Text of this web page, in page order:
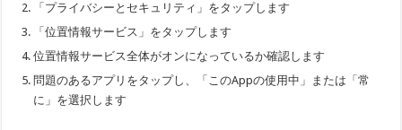
「プライバシーとセキュリティ」をタップします
「位置情報サービス」をタップします
位置情報サービス全体がオンになっているか確認します
問題のあるアプリをタップし、「このAppの使用中」または「常
に」を選択します